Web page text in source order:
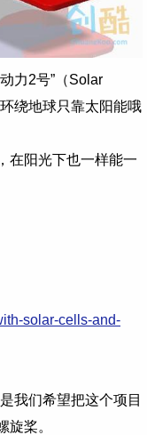
力2号”（Solar
绕地球只靠太阳能哦
在阳光下也一样能一
solar-cells-and-
我们希望把这个项目
旋桨。